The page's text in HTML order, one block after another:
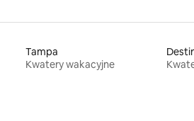
Tampa
Kwatery wakacyjne